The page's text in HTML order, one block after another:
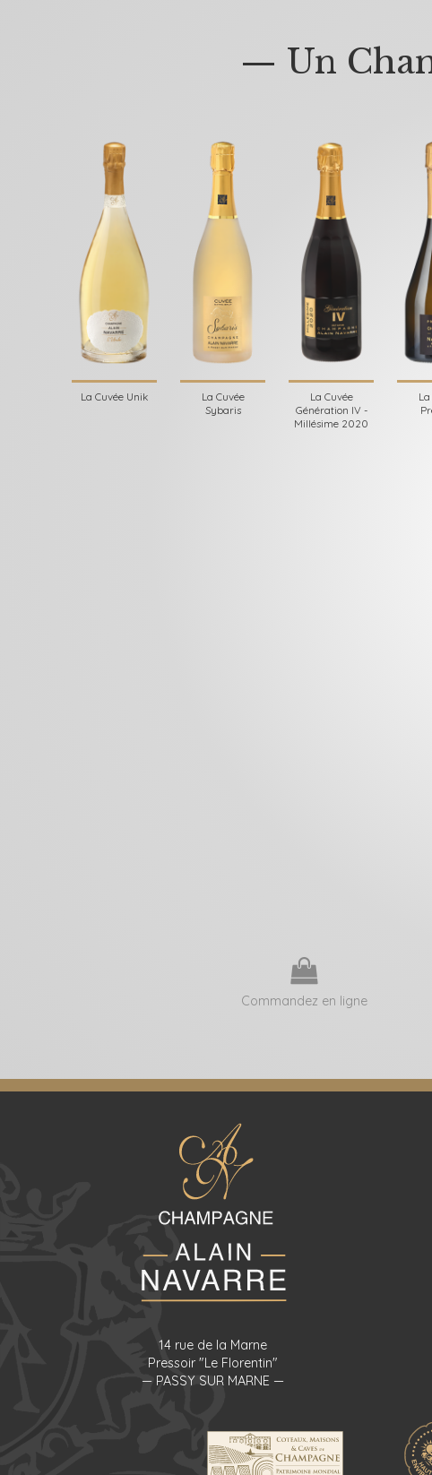
— Un
La Cuvée Unik
La Cuvée
Sybaris
La Cuvée
Génération IV -
Millésime 2020
Commandez en ligne
14 rue de la Marne
Pressoir "Le Florentin"
— PASSY SUR MARNE —